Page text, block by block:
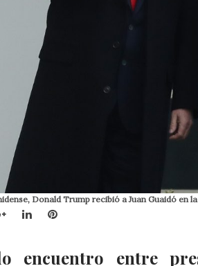
Donald Trump recibió a Juan Guaidó en
Google+LinkedInPinterest
encuentro entre